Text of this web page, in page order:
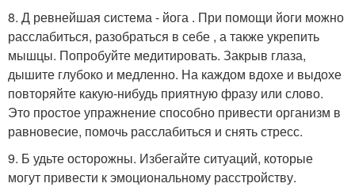
8. Д ревнейшая система - йога . При помощи йоги можно
расслабиться, разобраться в себе , а также укрепить
мышцы. Попробуйте медитировать. Закрыв глаза,
дышите глубоко и медленно. На каждом вдохе и выдохе
повторяйте какую-нибудь приятную фразу или слово.
Это простое упражнение способно привести организм в
равновесие, помочь расслабиться и снять стресс.
9. Б удьте осторожны. Избегайте ситуаций, которые
могут привести к эмоциональному расстройству.